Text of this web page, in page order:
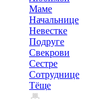
Маме
Начальнице
Невестке
Подруге
Свекрови
Сестре
Сотруднице
Тёще